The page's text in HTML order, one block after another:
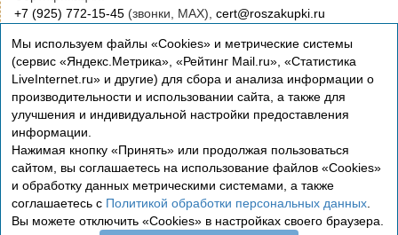
+7 (925) 772-15-45 (звонки, MAX), cert@roszakupki.ru
Приобретение книг:
+7 (495) 772-00-14,institut@roszakupki.ru
Консультационные услуги и руководство:
+7 (495) 772-01-83, institut@roszakupki.ru
Сертификация
Мы используем файлы «Cookies» и метрические системы
(сервис «Яндекс.Метрика», «Рейтинг Mail.ru», «Статистика
LiveInternet.ru» и другие) для сбора и анализа информации о
производительности и использовании сайта, а также для
улучшения и индивидуальной настройки предоставления
информации.
Нажимая кнопку «Принять» или продолжая пользоваться
сайтом, вы соглашаетесь на использование файлов «Cookies»
и обработку данных метрическими системами, а также
соглашаетесь с Политикой обработки персональных данных
Вы можете отключить «Cookies» в настройках своего браузера.